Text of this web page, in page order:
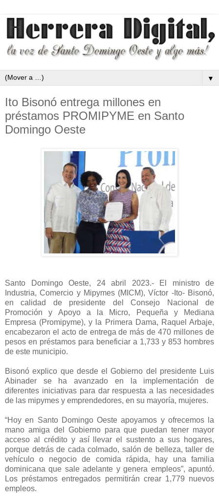
▼
Ito Bisonó entrega millones en
préstamos PROMIPYME en Santo
Domingo Oeste
Santo Domingo Oeste, 24 abril 2023.- El ministro de
Industria, Comercio y Mipymes (MICM), Víctor -Ito- Bisonó,
en calidad de presidente del Consejo Nacional de
Promoción y Apoyo a la Micro, Pequeña y Mediana
Empresa (Promipyme), y la Primera Dama, Raquel Arbaje,
encabezaron el acto de entrega de más de 470 millones de
pesos en préstamos para beneficiar a 1,733 y 853 hombres
de este municipio.
Bisonó explico que desde el Gobierno del presidente Luis
Abinader se ha avanzado en la implementación de
diferentes iniciativas para dar respuesta a las necesidades
de las mipymes y emprendedores, en su mayoría, mujeres.
“Hoy en Santo Domingo Oeste apoyamos y ofrecemos la
mano amiga del Gobierno para que puedan tener mayor
acceso al crédito y así llevar el sustento a sus hogares,
porque detrás de cada colmado, salón de belleza, taller de
vehículo o negocio de comida rápida, hay una familia
dominicana que sale adelante y genera empleos”, apuntó.
Los préstamos entregados permitirán crear 1,779 nuevos
empleos.